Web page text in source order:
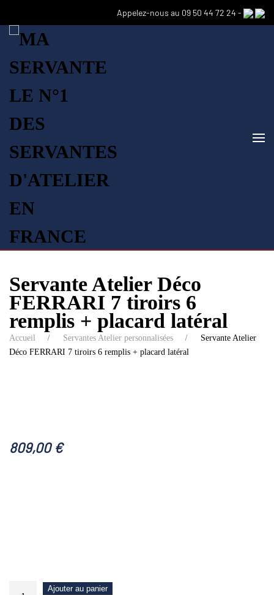
Appelez-nous au 09 50 44 72 24 -
Servante Atelier Déco
FERRARI 7 tiroirs 6
remplis + placard latéral
Accueil Servantes Atelier personnalisées
Servante Atelier
Déco FERRARI 7 tiroirs 6 remplis + placard latéral
809,00 €
Ajouter au panier